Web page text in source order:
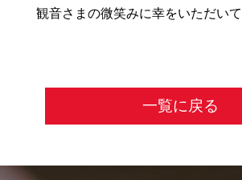
観音さまの微笑みに幸をいただいて
一覧に戻る